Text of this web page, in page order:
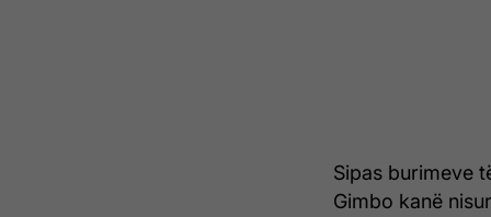
Sipas burimeve
Gimbo kanë